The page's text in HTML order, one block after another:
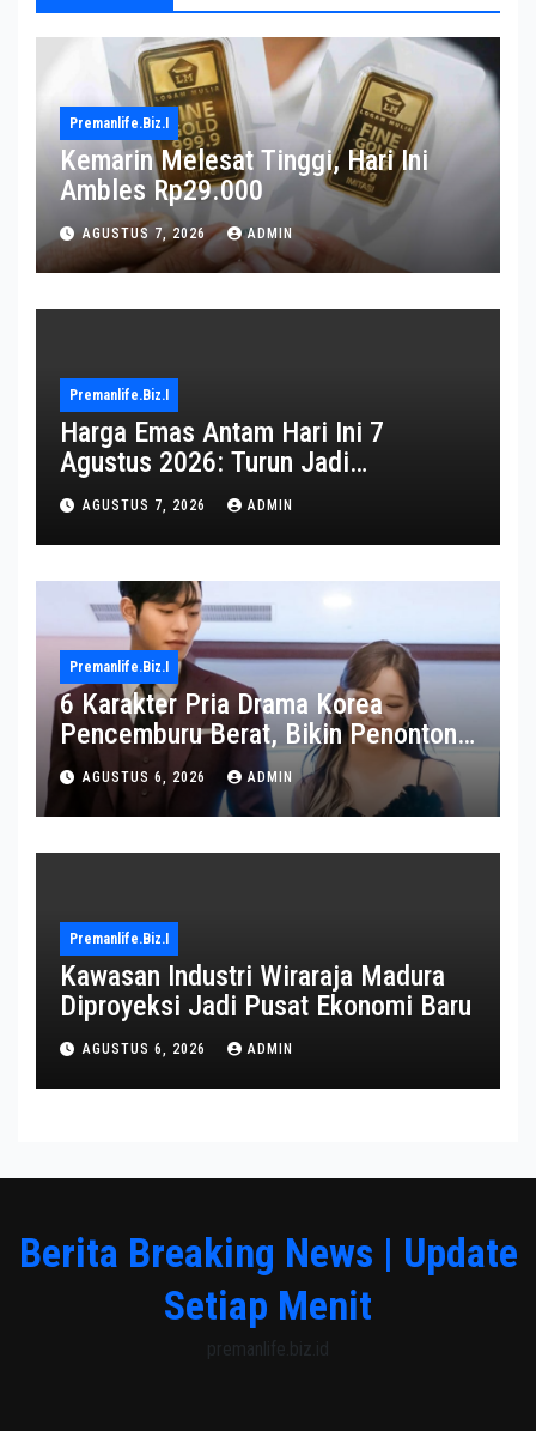
Premanlife.biz.i
Kemarin Melesat Tinggi, Hari Ini
Ambles Rp29.000
AGUSTUS 7, 2026 ADMIN
Premanlife.biz.i
Harga Emas Antam Hari Ini 7
Agustus 2026: Turun Jadi
Rp2.650.000
AGUSTUS 7, 2026 ADMIN
Premanlife.biz.i
6 Karakter Pria Drama Korea
Pencemburu Berat, Bikin Penonton
Gemas
AGUSTUS 6, 2026 ADMIN
Premanlife.biz.i
Kawasan Industri Wiraraja Madura
Diproyeksi Jadi Pusat Ekonomi Baru
AGUSTUS 6, 2026 ADMIN
Berita Breaking News | Update
Setiap Menit
premanlife.biz.id